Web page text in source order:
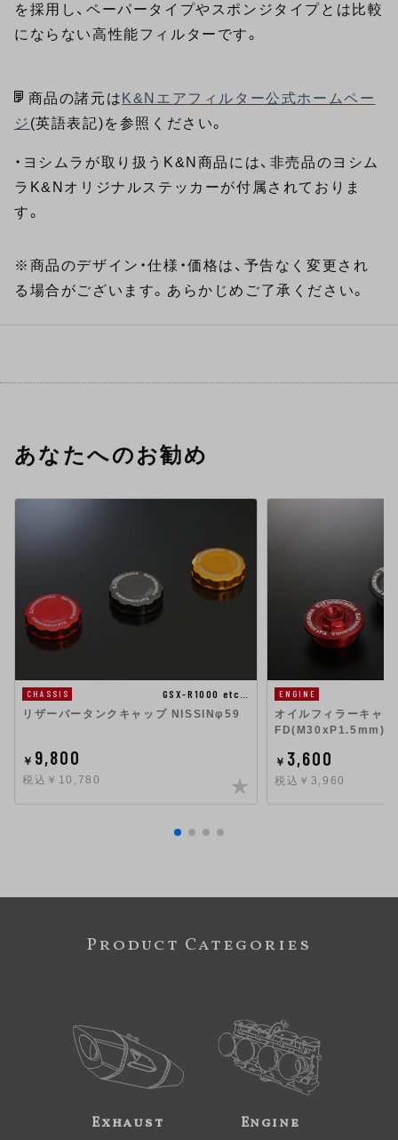
を採用し、ペーパータイプやスポンジタイプとは比較
にならない高性能フィルターです。
商品の諸元は K&Nエアフィルター公式ホームペー
ジ (英語表記)を参照ください。
・ヨシムラが取り扱うK&N商品には、非売品のヨシム
ラK&Nオリジナルステッカーが付属されておりま
す。
※商品のデザイン・仕様・価格は、予告なく変更され
る場合がございます。あらかじめご了承ください。
あなたへのお勧め
CHASSIS
GSX-R1000 etc…
リザーバータンクキャップ NISSINφ59
￥ 9,800
税込￥10,780
ENGINE
オイルフィラーキャ
FD(M30xP1.5mm)
￥ 3,600
税込￥3,960
Product Categories
Exhaust Engine